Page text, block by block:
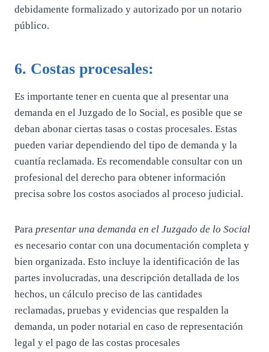
debidamente formalizado y autorizado por un notario
público.
6. Costas procesales:
Es importante tener en cuenta que al presentar una
demanda en el Juzgado de lo Social, es posible que se
deban abonar ciertas tasas o costas procesales. Estas
pueden variar dependiendo del tipo de demanda y la
cuantía reclamada. Es recomendable consultar con un
profesional del derecho para obtener información
precisa sobre los costos asociados al proceso judicial.
Para presentar una demanda en el Juzgado de lo Social
es necesario contar con una documentación completa y
bien organizada. Esto incluye la identificación de las
partes involucradas, una descripción detallada de los
hechos, un cálculo preciso de las cantidades
reclamadas, pruebas y evidencias que respalden la
demanda, un poder notarial en caso de representación
legal y el pago de las costas procesales